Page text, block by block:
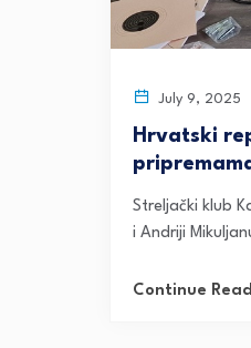
July 9, 2025
Hrvatski
Streljački klub
i Andriji
Continue